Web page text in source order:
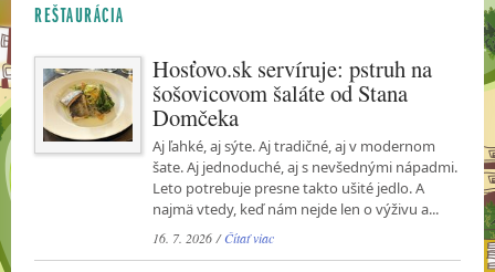
REŠTAURÁCIA
Hosťovo.sk servíruje: pstruh na
šošovicovom šaláte od Stana
Domčeka
Aj ľahké, aj sýte. Aj tradičné, aj v modernom
šate. Aj jednoduché, aj s nevšednými nápadmi.
Leto potrebuje presne takto ušité jedlo. A
najmä vtedy, keď nám nejde len o výživu a...
16. 7. 2026 /Čítať viac